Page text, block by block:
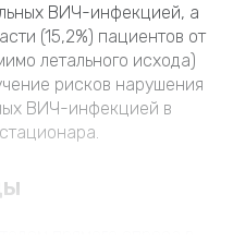
ВИЧ-инфекцией, а
(15,2%) пациентов от
летального исхода)
рисков нарушения
ВИЧ-инфекцией в